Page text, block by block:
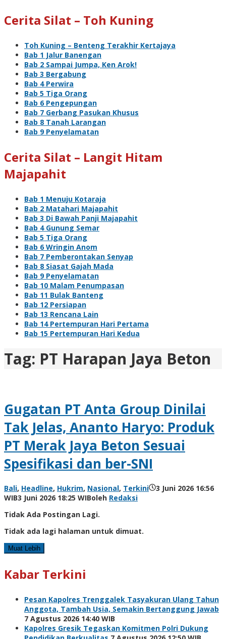
Cerita Silat – Toh Kuning
Toh Kuning – Benteng Terakhir Kertajaya
Bab 1 Jalur Banengan
Bab 2 Sampai Jumpa, Ken Arok!
Bab 3 Bergabung
Bab 4 Perwira
Bab 5 Tiga Orang
Bab 6 Pengepungan
Bab 7 Gerbang Pasukan Khusus
Bab 8 Tanah Larangan
Bab 9 Penyelamatan
Cerita Silat – Langit Hitam
Majapahit
Bab 1 Menuju Kotaraja
Bab 2 Matahari Majapahit
Bab 3 Di Bawah Panji Majapahit
Bab 4 Gunung Semar
Bab 5 Tiga Orang
Bab 6 Wringin Anom
Bab 7 Pemberontakan Senyap
Bab 8 Siasat Gajah Mada
Bab 9 Penyelamatan
Bab 10 Malam Penumpasan
Bab 11 Bulak Banteng
Bab 12 Persiapan
Bab 13 Rencana Lain
Bab 14 Pertempuran Hari Pertama
Bab 15 Pertempuran Hari Kedua
Tag: PT Harapan Jaya Beton
Gugatan PT Anta Group Dinilai
Tak Jelas, Ananto Haryo: Produk
PT Merak Jaya Beton Sesuai
Spesifikasi dan ber-SNI
Bali, Headline, Hukrim, Nasional, Terkini
3 Juni 2026 16:56
WIB3 Juni 2026 18:25 WIBoleh Redaksi
Tidak Ada Postingan Lagi.
Tidak ada lagi halaman untuk dimuat.
Muat Lebih
Kabar Terkini
Pesan Kapolres Trenggalek Tasyakuran Ulang Tahun
Anggota, Tambah Usia, Semakin Bertanggung Jawab
7 Agustus 2026 14:40 WIB
Kapolres Gresik Tegaskan Komitmen Polri Dukung